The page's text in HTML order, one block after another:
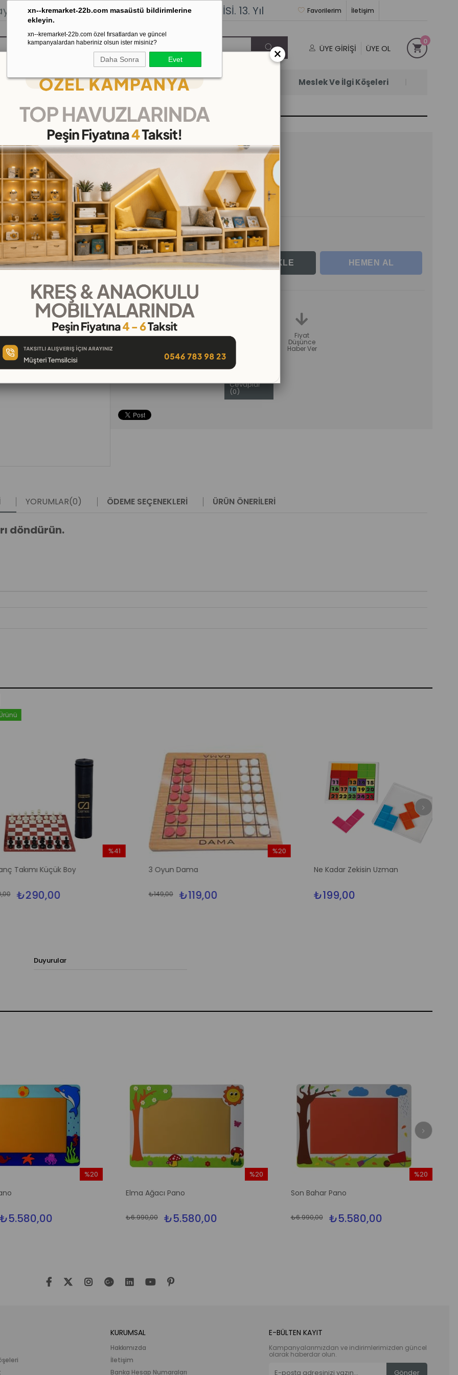
xn--kremarket-22b.com masaüstü bildirimlerine
ekleyin.
xn--kremarket-22b.com özel fırsatlardan ve güncel
kampanyalardan haberiniz olsun ister misiniz?
Daha Sonra Evet
Stoktan Gönderim.% 100İADEGARANTİSİ. 13. Yıl İletişim
Favorilerim
ÜYE GIRIŞI ÜYE OL
0
Kaydırak Salıncak Tahterevalli Çok Satanlar Meslek Ve İlgi Köşeleri
Okyanus Futbolu
(CA.5354)
₺589,00 (KDV Dahil)
₺65,44 `den başlayan taksitlerle
Telefonla Favorilere İstek Listeme Fiyat
Düşünce
Haber Ver
Sorular (0)
Cevaplar
(0)
YORUMLAR(0) ÖDEME SEÇENEKLERI ÜRÜN ÖNERILERI
döndürün.
Küçük Boy 3 Oyun Dama
₺119,00
₺149,00
%20
Ne Kadar Zekisin Uzman
₺199,00
Duyurular
₺5.580,00
%20
Elma Ağacı Pano
₺5.580,00
₺6.990,00
%20
Son Bahar Pano
₺5.580,00
₺6.990,00
%20
KURUMSAL
Hakkımızda
İletişim
Banka Hesap Numaraları
E-BÜLTEN KAYIT
Kampanyalarımızdan ve indirimlerimizden güncel
olarak haberdar olun.
Gönder
×